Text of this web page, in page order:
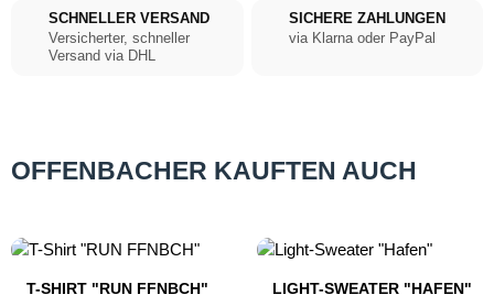
SCHNELLER VERSAND
Versicherter, schneller
Versand via DHL
SICHERE ZAHLUNGEN
via Klarna oder PayPal
OFFENBACHER KAUFTEN AUCH
T-SHIRT "RUN FFNBCH"
LIGHT-SWEATER "HAFEN"